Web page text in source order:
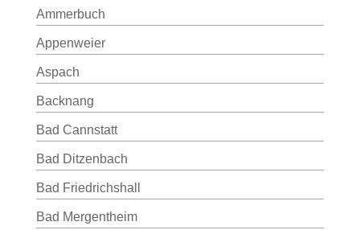
Ammerbuch
Appenweier
Aspach
Backnang
Bad Cannstatt
Bad Ditzenbach
Bad Friedrichshall
Bad Mergentheim